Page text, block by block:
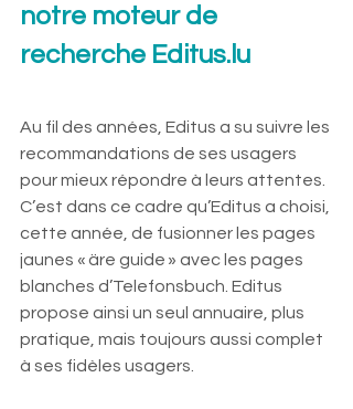
notre moteur de
recherche Editus.lu
Au fil des années, Editus a su suivre les
recommandations de ses usagers
pour mieux répondre à leurs attentes.
C’est dans ce cadre qu’Editus a choisi,
cette année, de fusionner les pages
jaunes « äre guide » avec les pages
blanches d’Telefonsbuch. Editus
propose ainsi un seul annuaire, plus
pratique, mais toujours aussi complet
à ses fidèles usagers.